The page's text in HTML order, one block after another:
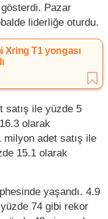
gösterdi. Pazar
liderliğe oturdu.
Xring T1 yongası
satış ile yüzde 5
olarak
adet satış ile
15.1 olarak
yaşandı. 4.9
74 gibi rekor